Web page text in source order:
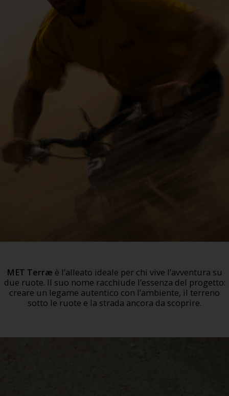
MET Terræ è l’alleato ideale per chi vive l’avventura su
due ruote. Il suo nome racchiude l’essenza del progetto:
creare un legame autentico con l’ambiente, il terreno
sotto le ruote e la strada ancora da scoprire.